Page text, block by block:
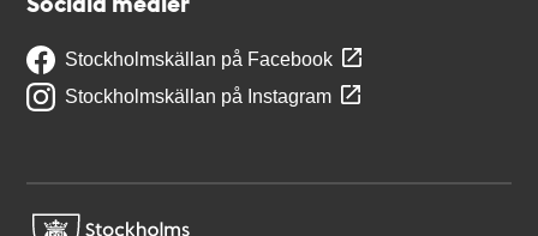
Stockholmskällan på Facebook
Stockholmskällan på Instagram